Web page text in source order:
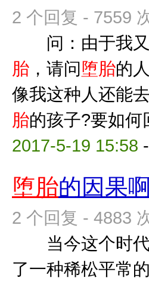
2 个回复 - 7559
问：由于我又
胎 ，请问堕胎的
像我这种人还能
胎的孩子?要如
2017-5-19 15:58 -
堕胎的因果
2 个回复 - 4883
当今这个时代
了一种稀松平常